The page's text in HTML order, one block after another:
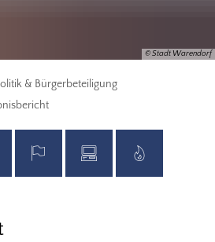
© Stadt Warendorf
& Bürgerbeteiligung